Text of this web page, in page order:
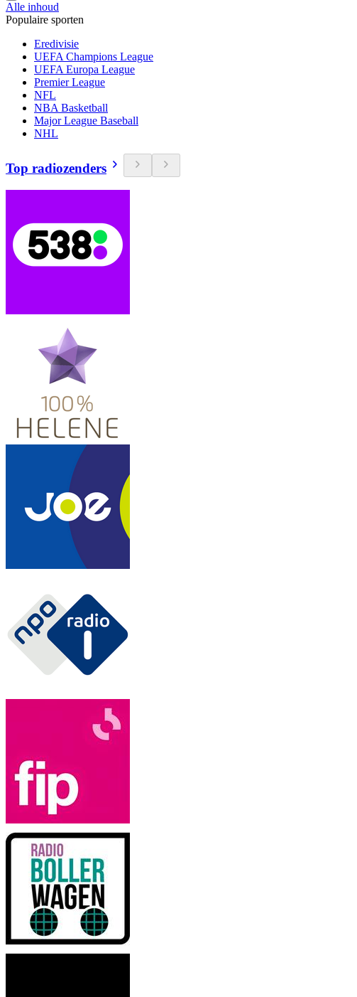
Alle inhoud
Populaire sporten
Eredivisie
UEFA Champions League
UEFA Europa League
Premier League
NFL
NBA Basketball
Major League Baseball
NHL
Top radiozenders